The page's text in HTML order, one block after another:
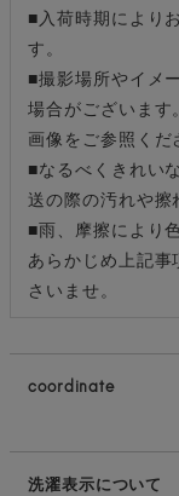
■入荷時期により
す。
■撮影場所やイメ
場合がございま
画像をご参照くだ
■なるべくきれい
送の際の汚れや擦
■雨、摩擦により
あらかじめ上記
さいませ。
coordinate
洗濯表示について